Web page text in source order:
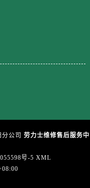
澳门省路氹城市金光大道劳力士售后服务中心（需提前预约）
广东省潮州市潮安区新风路与潮汕路交汇处劳力士售后服务中心（需提前预约）
广东省广州市天河区天河路230号万菱汇国际中心A塔7层704室劳力士售后服务中心（需提前预约）
公司 劳力士维修售后服务中
号-5 XML